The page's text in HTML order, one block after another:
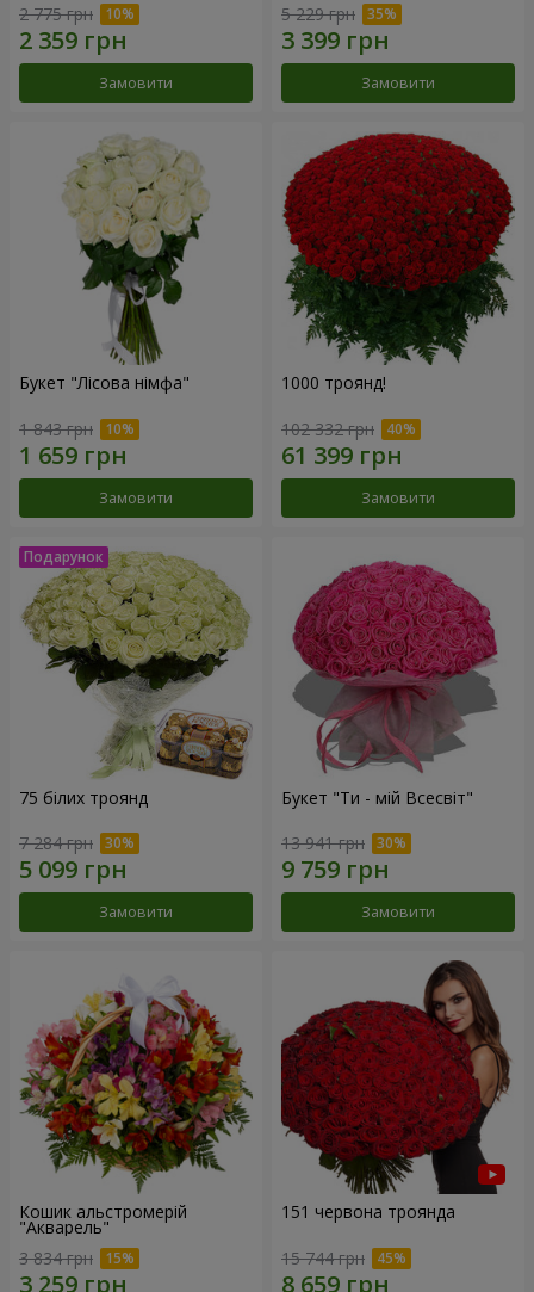
2 775 грн
Замовити
5 229 грн
Замовити
Букет "Лісова німфа"
1 843 грн
Замовити
1000 троянд!
102 332 грн
Замовити
75 білих троянд
7 284 грн
Замовити
Букет "Ти - мій Всесвіт"
13 941 грн
Замовити
Кошик альстромерій
"Акварель"
3 834 грн
151 червона троянда
15 744 грн